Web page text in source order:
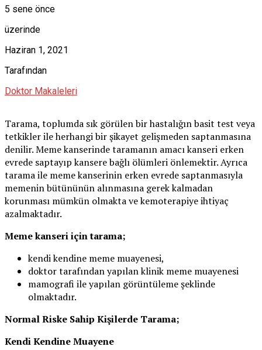
5 sene önce
üzerinde
Haziran 1, 2021
Tarafından
Doktor Makaleleri
Tarama, toplumda sık görülen bir hastalığın basit test veya
tetkikler ile herhangi bir şikayet gelişmeden saptanmasına
denilir. Meme kanserinde taramanın amacı kanseri erken
evrede saptayıp kansere bağlı ölümleri önlemektir. Ayrıca
tarama ile meme kanserinin erken evrede saptanmasıyla
memenin bütününün alınmasına gerek kalmadan
korunması mümkün olmakta ve kemoterapiye ihtiyaç
azalmaktadır.
Meme kanseri için tarama;
kendi kendine meme muayenesi,
doktor tarafından yapılan klinik meme muayenesi
mamografi ile yapılan görüntüleme şeklinde
olmaktadır.
Normal Riske Sahip Kişilerde Tarama;
Kendi Kendine Muayene